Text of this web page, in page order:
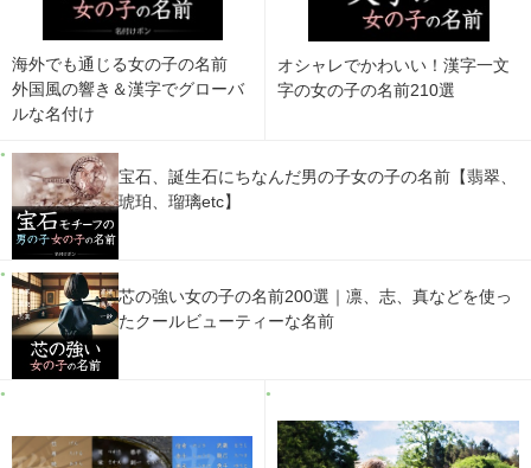
海外でも通じる女の子の名前
外国風の響き＆漢字でグローバ
ルな名付け
オシャレでかわいい！漢字一文
字の女の子の名前210選
宝石、誕生石にちなんだ男の子女の子の名前【翡翠、
琥珀、瑠璃etc】
芯の強い女の子の名前200選｜凛、志、真などを使っ
たクールビューティーな名前